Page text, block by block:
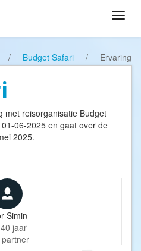
/ Budget Safari / Ervaring
met reisorganisatie Budget
06-2025 en gaat over de
2025.
Simin
jaar
partner